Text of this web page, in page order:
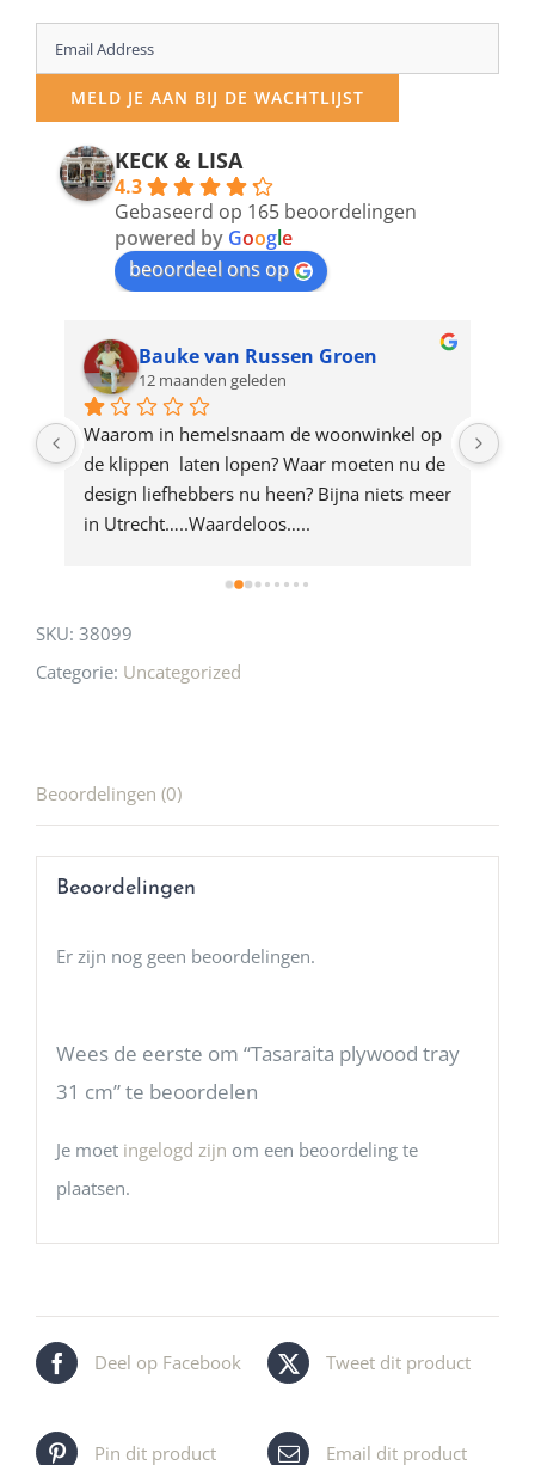
Enter
your
email
address
product
MELD JE AAN BIJ DE WACHTLIJST
KECK & LISA
4.3
Gebaseerd op 165 beoordelingen
powered by Google
beoordeel ons op
Bauke van Russen Groen
12 maanden geleden
Waarom in hemelsnaam de woonwinkel op
de klippen  laten lopen? Waar moeten nu de
design liefhebbers nu heen? Bijna niets meer
in Utrecht…..Waardeloos…..
SKU: 38099
Categorie: Uncategorized
Beoordelingen (0)
Beoordelingen
Er zijn nog geen beoordelingen.
Wees de eerste om “Tasaraita plywood tray
31 cm” te beoordelen
Je moet ingelogd zijn om een beoordeling te
plaatsen.
Deel op Facebook Tweet dit product
Pin dit product Email dit product